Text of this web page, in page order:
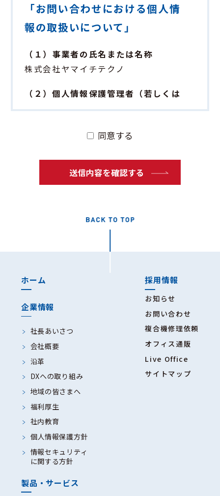
「お問い合わせにおける個人情
報の取扱いについて」
（１）事業者の氏名または名称
株式会社ヤマイチテクノ
（２）個人情報保護管理者（若しくは
その代理人）の氏名又は職名、所属及
個人情報保護管理者：総務人事部長
（３）個人情報の利用目的
めに利用いたします。
望等への対応および回答のた
2、お見積りの作成および送付の
3、商品、サービスに関する情報
提供、ご提案およびご案内の
4、商品、サービスの提供、保
守、サポート対応のため
絡および各種手続きのため
6、代金の請求および回収のため
7、お問い合わせ内容の確認、記
録および管理のため
8、商品、サービスの品質向上お
9、その他、上記利用目的に付随
同意する
ホーム
企業情報
社長あいさつ
会社概要
沿革
DXへの取り組み
地域の皆さまへ
福利厚生
社内教育
個人情報保護方針
情報セキュリティ
に関する方針
採用情報
お知らせ
お問い合わせ
複合機修理依頼
オフィス通販
Live Office
サイトマップ
製品・サービス